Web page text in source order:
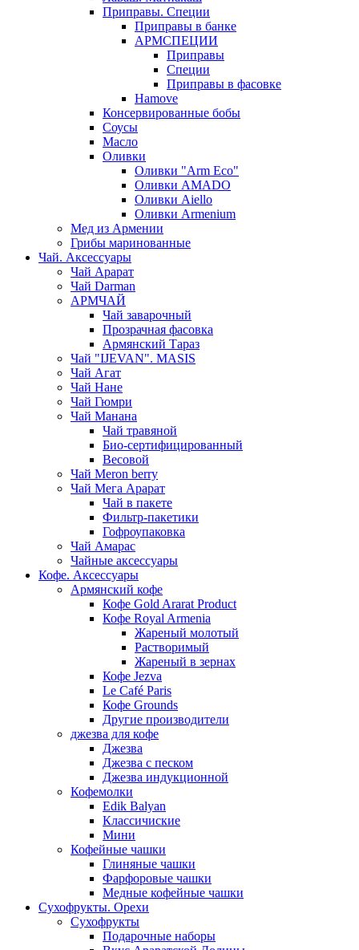
Приправы. Специи
Приправы в банке
АРМСПЕЦИИ
Приправы
Специи
Приправы в фасовке
Hamove
Консервированные бобы
Соусы
Масло
Оливки
Оливки "Arm Eco"
Оливки AMADO
Оливки Aiello
Оливки Armenium
Мед из Армении
Грибы маринованные
Чай. Аксессуары
Чай Арарат
Чай Darman
АРМЧАЙ
Чай заварочный
Прозрачная фасовка
Армянский Тараз
Чай "IJEVAN". MASIS
Чай Агат
Чай Нане
Чай Гюмри
Чай Манана
Чай травяной
Био-сертифицированный
Весовой
Чай Meron berry
Чай Мега Арарат
Чай в пакете
Фильтр-пакетики
Гофроупаковка
Чай Амарас
Чайные аксессуары
Кофе. Аксессуары
Армянский кофе
Кофе Gold Ararat Product
Кофе Royal Armenia
Жареный молотый
Растворимый
Жареный в зернах
Кофе Jezva
Le Café Paris
Кофе Grounds
Другие производители
джезва для кофе
Джезва
Джезва с песком
Джезва индукционной
Кофемолки
Edik Balyan
Классичиские
Мини
Кофейные чашки
Глиняные чашки
Фарфоровые чашки
Медные кофейные чашки
Сухофрукты. Орехи
Сухофрукты
Подарочные наборы